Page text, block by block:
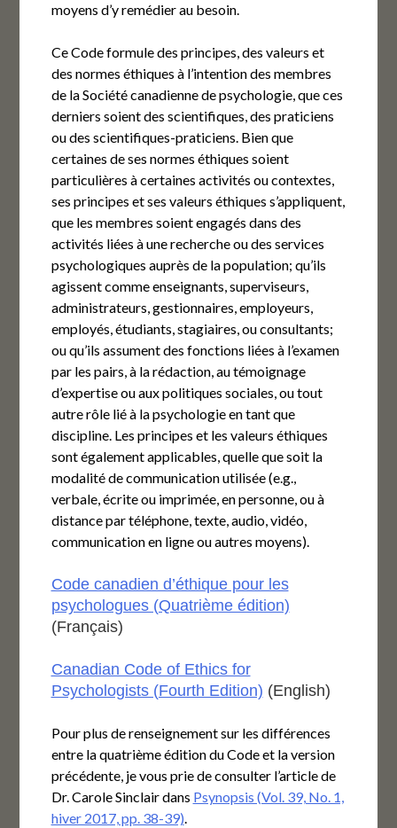
moyens d’y remédier au besoin.
Ce Code formule des principes, des valeurs et
des normes éthiques à l’intention des membres
de la Société canadienne de psychologie, que ces
derniers soient des scientifiques, des praticiens
ou des scientifiques-praticiens. Bien que
certaines de ses normes éthiques soient
particulières à certaines activités ou contextes,
ses principes et ses valeurs éthiques s’appliquent,
que les membres soient engagés dans des
activités liées à une recherche ou des services
psychologiques auprès de la population; qu’ils
agissent comme enseignants, superviseurs,
administrateurs, gestionnaires, employeurs,
employés, étudiants, stagiaires, ou consultants;
ou qu’ils assument des fonctions liées à l’examen
par les pairs, à la rédaction, au témoignage
d’expertise ou aux politiques sociales, ou tout
autre rôle lié à la psychologie en tant que
discipline. Les principes et les valeurs éthiques
sont également applicables, quelle que soit la
modalité de communication utilisée (e.g.,
verbale, écrite ou imprimée, en personne, ou à
distance par téléphone, texte, audio, vidéo,
communication en ligne ou autres moyens).
Code canadien d’éthique pour les
psychologues (Quatrième édition)
(Français)
Canadian Code of Ethics for
Psychologists (Fourth Edition) (English)
Pour plus de renseignement sur les différences
entre la quatrième édition du Code et la version
précédente, je vous prie de consulter l’article de
Dr. Carole Sinclair dans Psynopsis (Vol. 39, No. 1,
hiver 2017, pp. 38-39).